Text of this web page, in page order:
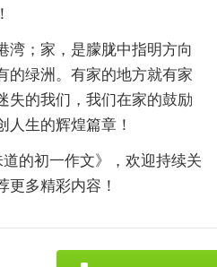
湾；家，是朦胧中指明方向
的绿洲。有家的地方就有家
失的我们，我们在家的鼓励
人生的辉煌篇章！
的初一作文》，欢迎持续关
更多精彩内容！